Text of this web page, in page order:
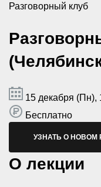
Разговорный клуб
15 декабря (Пн),
Бесплатно
УЗНАТЬ О НОВОМ
О лекции